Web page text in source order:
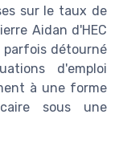
sur le taux de
Aidan d'HEC
détourné
d'emploi
à une forme
sous une